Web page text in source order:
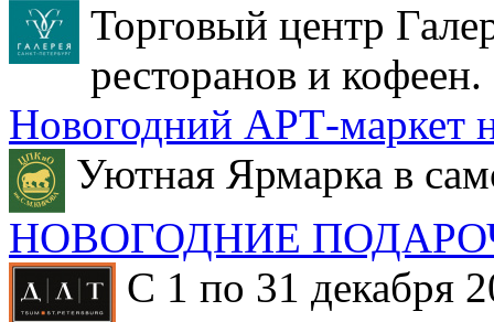
Торговый центр
ресторанов и кофеен.
Новогодний АРТ-маркет
Уютная Ярмарка в
НОВОГОДНИЕ
С 1 по 31 декабря